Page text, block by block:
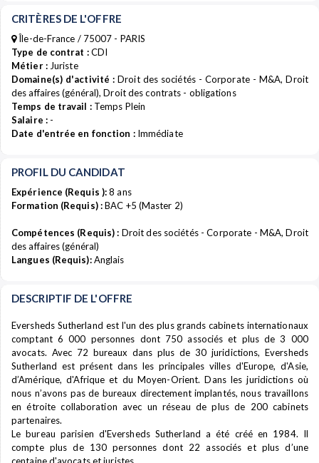
CRITÈRES DE L'OFFRE
Île-de-France / 75007 - PARIS
Type de contrat :CDI
Métier :Juriste
Domaine(s) d'activité : Droit des sociétés - Corporate - M&A, Droit
des affaires (général), Droit des contrats - obligations
Temps de travail :Temps Plein
Salaire :-
Date d'entrée en fonction :Immédiate
PROFIL DU CANDIDAT
Expérience (Requis ):8 ans
Formation (Requis) :BAC +5 (Master 2)
Compétences (Requis) : Droit des sociétés - Corporate - M&A, Droit
des affaires (général)
Langues (Requis):Anglais
DESCRIPTIF DE L'OFFRE
Eversheds Sutherland est l'un des plus grands cabinets internationaux
comptant 6 000 personnes dont 750 associés et plus de 3 000
avocats. Avec 72 bureaux dans plus de 30 juridictions, Eversheds
Sutherland est présent dans les principales villes d'Europe, d'Asie,
d’Amérique, d'Afrique et du Moyen-Orient. Dans les juridictions où
nous n’avons pas de bureaux directement implantés, nous travaillons
en étroite collaboration avec un réseau de plus de 200 cabinets
partenaires.
Le bureau parisien d'Eversheds Sutherland a été créé en 1984. Il
compte plus de 130 personnes dont 22 associés et plus d’une